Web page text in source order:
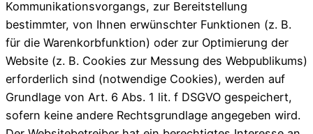
Kommunikationsvorgangs, zur Bereitstellung
bestimmter, von Ihnen erwünschter Funktionen (z. B.
für die Warenkorbfunktion) oder zur Optimierung der
Website (z. B. Cookies zur Messung des Webpublikums)
erforderlich sind (notwendige Cookies), werden auf
Grundlage von Art. 6 Abs. 1 lit. f DSGVO gespeichert,
sofern keine andere Rechtsgrundlage angegeben wird.